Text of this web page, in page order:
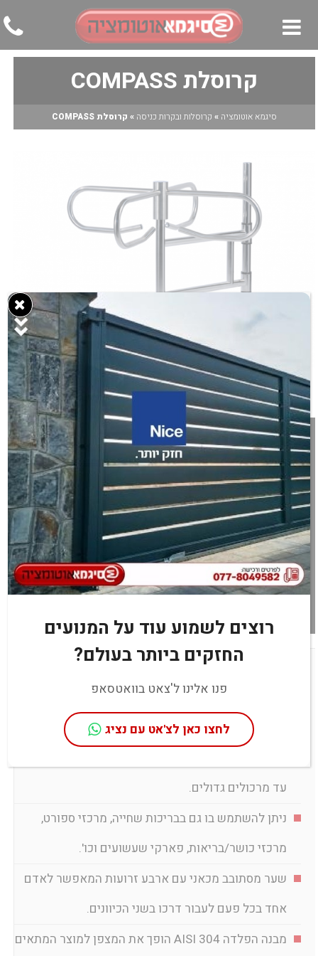
▼
▼
קרוסלת COMPASS
סיגמא אוטומציה » קרוסלות ובקרות כניסה » קרוסלת COMPASS
מעוניינים בקרוסלת COMPASS? מלאו פרטים
בטופס
או חייגו עכשיו:077-8049582
המצפן הוא הפתרון הפשוט והזול לניתוב זרימות בדרך
עד מרכולים גדולים.
ניתן להשתמש בו גם בבריכות שחייה, מרכזי ספורט,
מרכזי כושר/בריאות, פארקי שעשועים וכו'.
שער מסתובב מכאני עם ארבע זרועות המאפשר לאדם
אחד בכל פעם לעבור דרכו בשני הכיוונים.
מבנה הפלדה AISI 304 הופך את המצפן למוצר המתאים
רוצים לשמוע עוד על המנועים
החזקים ביותר בעולם?
פנו אלינו ל'צאט בוואטסאפ
לחצו כאן לצ'אט עם נציג